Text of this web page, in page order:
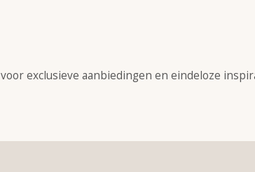
voor exclusieve aanbiedingen en eindeloze